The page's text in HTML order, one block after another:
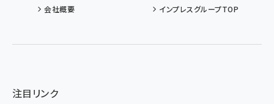
会社概要
インプレスグループTOP
注目リンク